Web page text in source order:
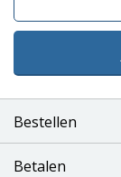
Bestellen
Betalen